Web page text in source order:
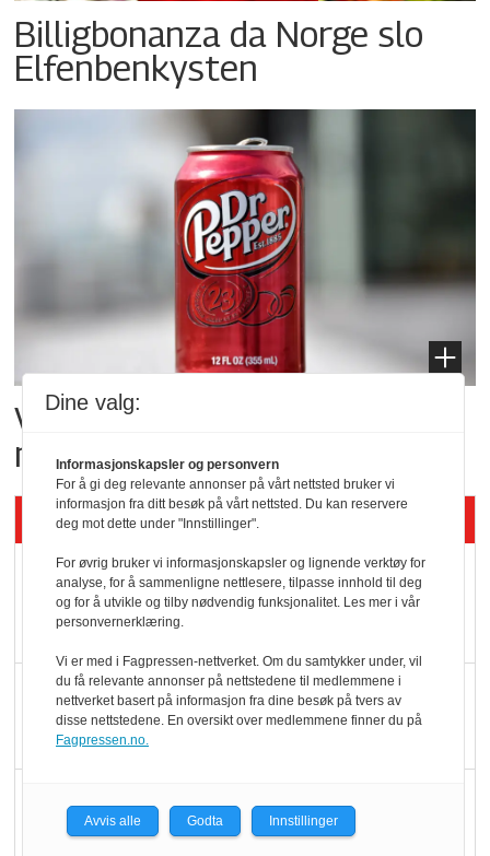
Billigbonanza da Norge slo
Elfenbenkysten
Vil vokse i brusmarkedet
med Dr Pepper
Siste artikler - KBS
Mat er viktigere enn
pris når elbilister
velger ladestopp
Ti bensinstasjoner
legger ned hver måned
Potetball, kylling og 98
oktan
Dine valg:
Informasjonskapsler og personvern
For å gi deg relevante annonser på vårt nettsted bruker vi
informasjon fra ditt besøk på vårt nettsted. Du kan reservere
deg mot dette under "Innstillinger".
For øvrig bruker vi informasjonskapsler og lignende verktøy for
analyse, for å sammenligne nettlesere, tilpasse innhold til deg
og for å utvikle og tilby nødvendig funksjonalitet. Les mer i vår
personvernerklæring.
Vi er med i Fagpressen-nettverket. Om du samtykker under, vil
du få relevante annonser på nettstedene til medlemmene i
nettverket basert på informasjon fra dine besøk på tvers av
disse nettstedene. En oversikt over medlemmene finner du på
Fagpressen.no.
Avvis alle Godta Innstillinger